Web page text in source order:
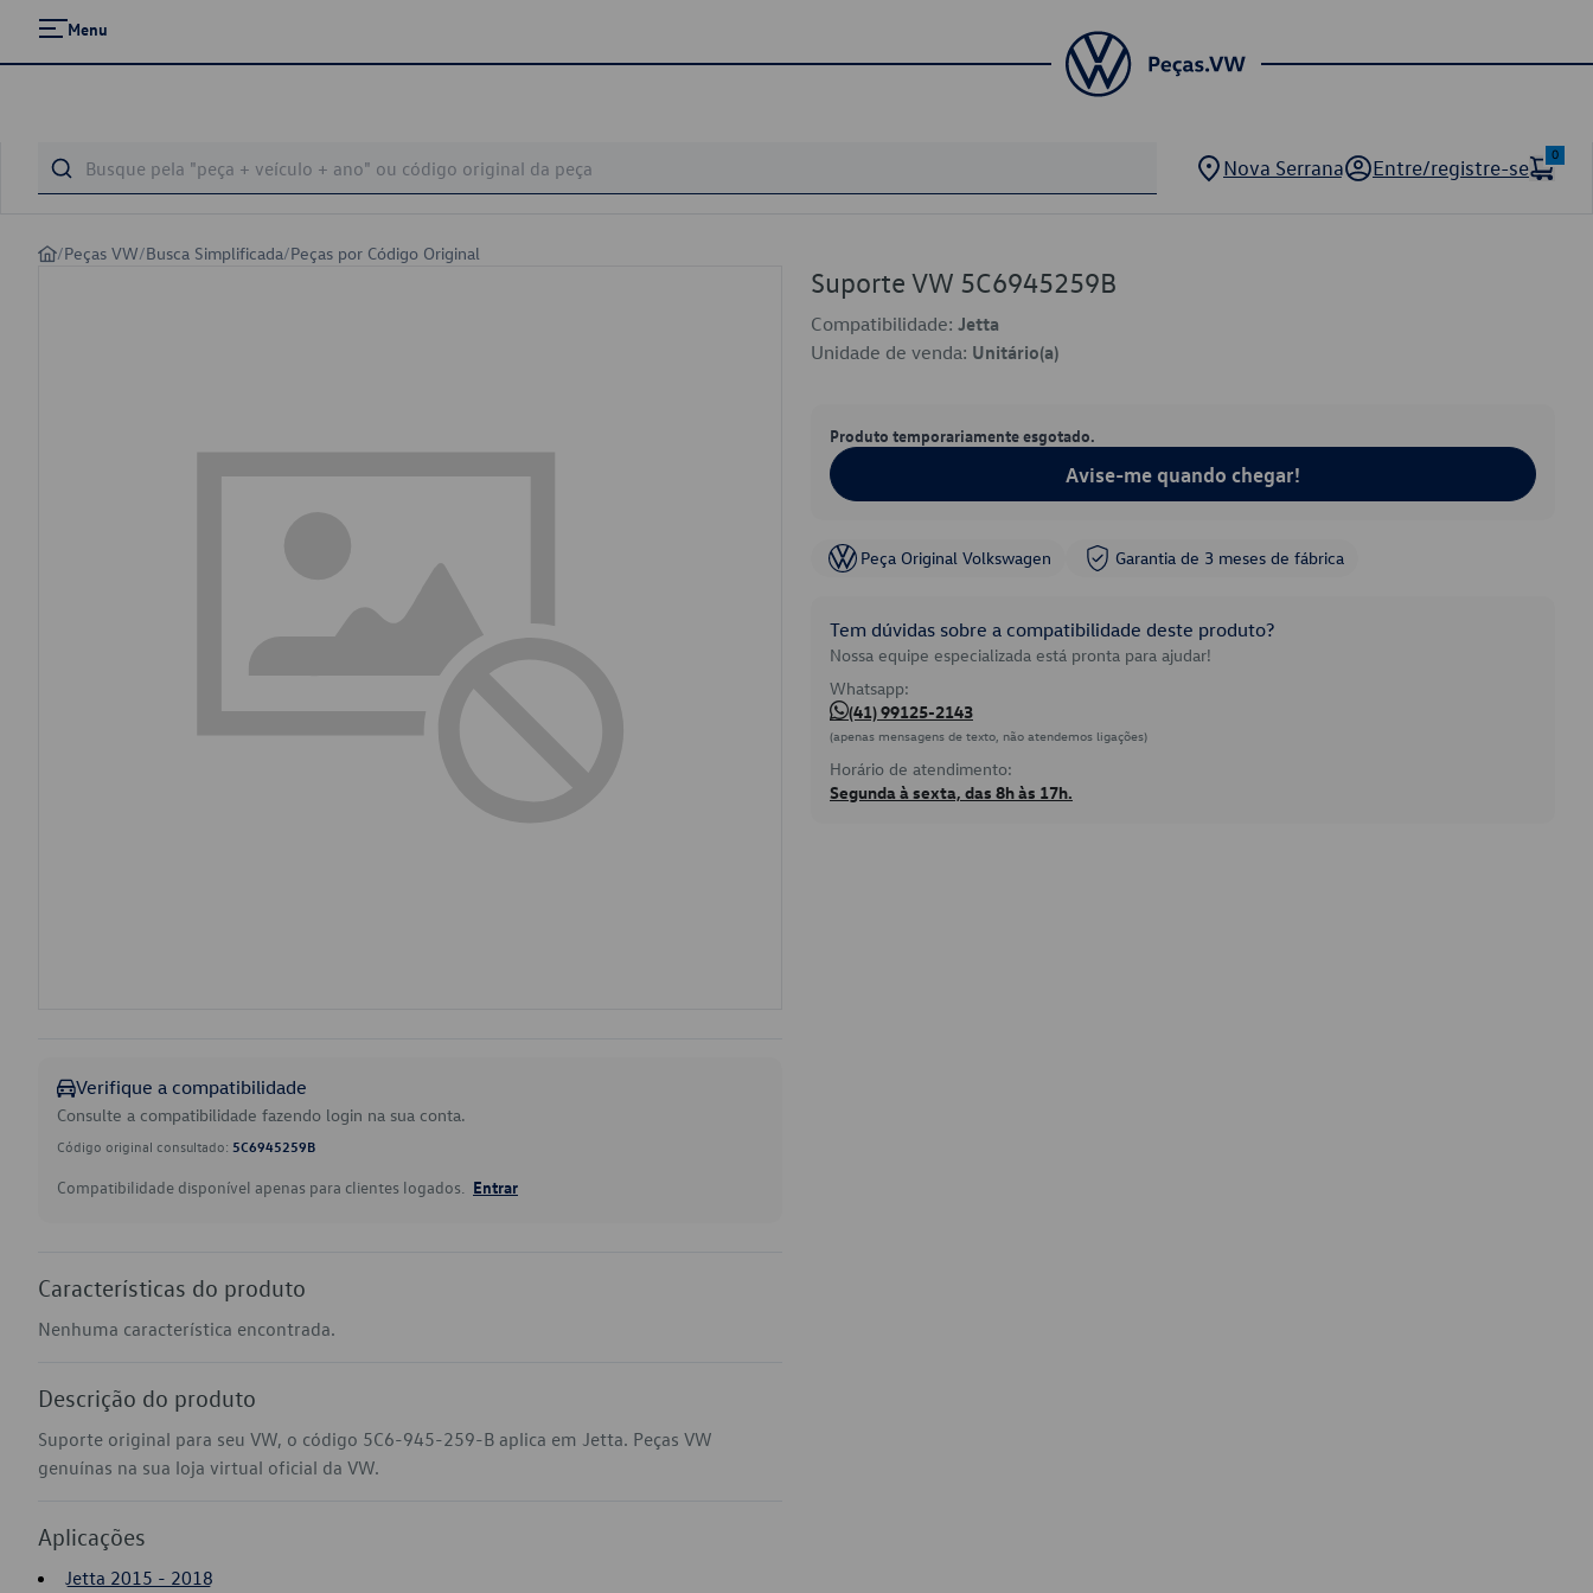
Menu
Nova Serrana Entre/registre-se
0
/Peças VW/Busca Simplificada/Peças por Código Original
Verifique a compatibilidade
Consulte a compatibilidade fazendo login na sua conta.
Código original consultado: 5C6945259B
Compatibilidade disponível apenas para clientes logados. Entrar
Características do produto
Nenhuma característica encontrada.
Descrição do produto
Suporte original para seu VW, o código 5C6-945-259-B aplica em Jetta. Peças VW
genuínas na sua loja virtual oficial da VW.
Aplicações
Jetta 2015 - 2018
Suporte VW 5C6945259B
Compatibilidade: Jetta
Unidade de venda: Unitário(a)
Produto temporariamente esgotado.
Avise-me quando chegar!
Peça Original Volkswagen Garantia de 3 meses de fábrica
Tem dúvidas sobre a compatibilidade deste produto?
Nossa equipe especializada está pronta para ajudar!
Whatsapp:
(41) 99125-2143
(apenas mensagens de texto, não atendemos ligações)
Horário de atendimento:
Segunda à sexta, das 8h às 17h.